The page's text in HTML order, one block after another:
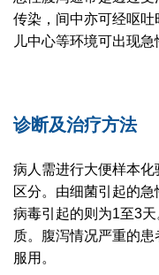
传染，间中亦可经呕
儿中心等环境可出现急
诊断及治疗方法
病人需进行大便样本
区分。由细菌引起的急
病毒引起的则为1至3
质。腹泻情况严重的
服用。